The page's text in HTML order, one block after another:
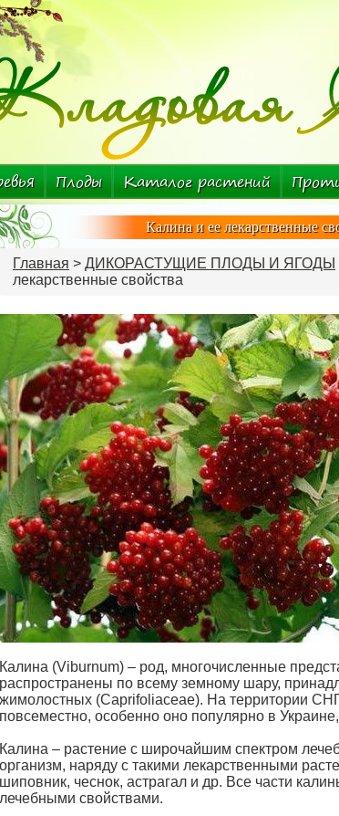
Плоды Каталог растений
Калина и ее лекарственные
Главная > ДИКОРАСТУЩИЕ ПЛОДЫ И ЯГОДЫ
лекарственные свойства
Калина (Viburnum) – род, многочисленные
распространены по всему земному шару,
жимолостных (Caprifoliaceae). На территории СНГ
повсеместно, особенно оно популярно в
Калина – растение с широчайшим спектром
организм, наряду с такими лекарственными
шиповник, чеснок, астрагал и др. Все части
лечебными свойствами.